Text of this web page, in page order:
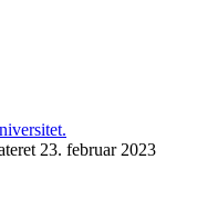
23. februar 2023